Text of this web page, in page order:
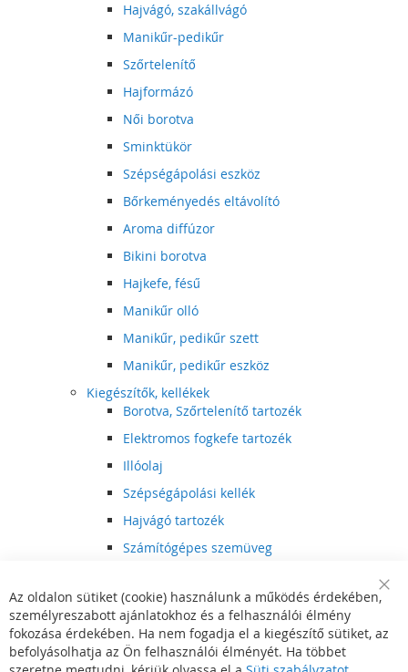
Hajvágó, szakállvágó
Manikűr-pedikűr
Szőrtelenítő
Hajformázó
Női borotva
Sminktükör
Szépségápolási eszköz
Bőrkeményedés eltávolító
Aroma diffúzor
Bikini borotva
Hajkefe, fésű
Manikűr olló
Manikűr, pedikűr szett
Manikűr, pedikűr eszköz
Kiegészítők, kellékek
Borotva, Szőrtelenítő tartozék
Elektromos fogkefe tartozék
Illóolaj
Szépségápolási kellék
Hajvágó tartozék
Számítógépes szemüveg
Hajvágó kiegészítő
Szórakoztató elektronika
Multimédia
DVD, BluRay lejátszó
Bar
Az oldalon sütiket (cookie) használunk a működés érdekében,
személyreszabott ajánlatokhoz és a felhasználói élmény
fokozása érdekében. Ha nem fogadja el a kiegészítő sütiket, az
befolyásolhatja az Ön felhasználói élményét. Ha többet